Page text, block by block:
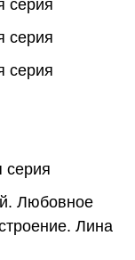
серия
серия
серия
серия
Любовное
Лина